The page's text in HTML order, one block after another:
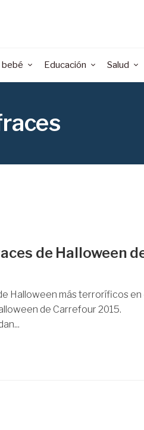
bebé Educación Salud
de Halloween
Halloween más terroríficos en
de Carrefour 2015.